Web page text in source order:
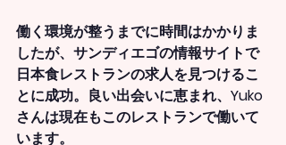
働く環境が整うまでに時間はかかりま
したが、サンディエゴの情報サイトで
日本食レストランの求人を見つけるこ
とに成功。良い出会いに恵まれ、Yuko
さんは現在もこのレストランで働いて
います。